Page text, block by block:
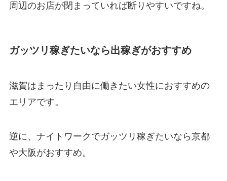
周辺のお店が閉まっていれば断りやすいですね。
ガッツリ稼ぎたいなら出稼ぎがおすすめ
滋賀はまったり自由に働きたい女性におすすめの
エリアです。
逆に、ナイトワークでガッツリ稼ぎたいなら京都
や大阪がおすすめ。